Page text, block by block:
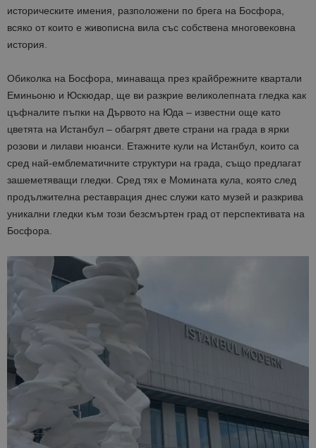
историческите имения, разположени по брега на Босфора,
всяко от които е живописна вила със собствена многовековна
история.
Обиколка на Босфора, минаваща през крайбрежните квартали
Еминьоню и Юскюдар, ще ви разкрие великолепната гледка как
цъфналите пъпки на Дървото на Юда – известни още като
цветята на Истанбул – обагрят двете страни на града в ярки
розови и лилави нюанси. Етажните кули на Истанбул, които са
сред най-емблематичните структури на града, също предлагат
зашеметяващи гледки. Сред тях е Момината кула, която след
продължителна реставрация днес служи като музей и разкрива
уникални гледки към този безсмъртен град от перспективата на
Босфора.